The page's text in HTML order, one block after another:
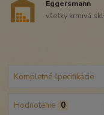
Eggersmann
všetky krmivá
Kompletné špecifikácie
Hodnotenie 0